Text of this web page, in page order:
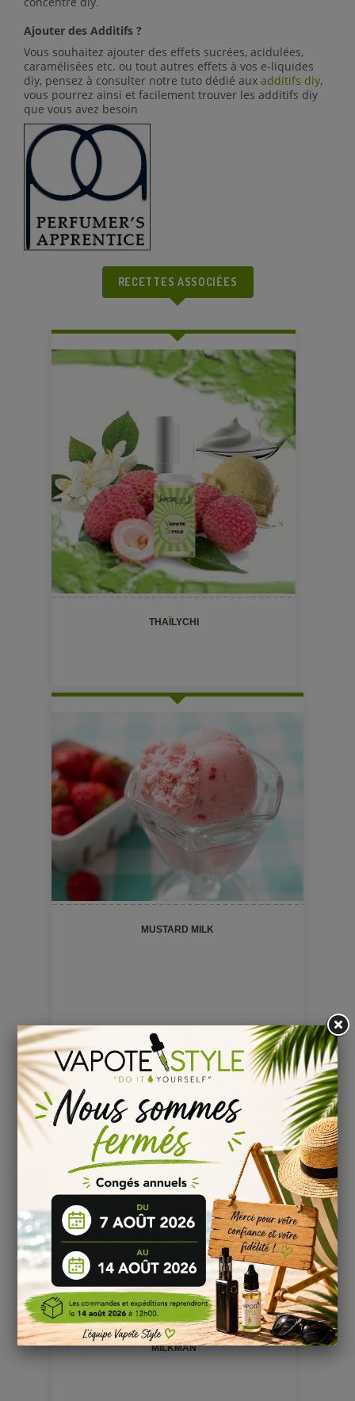
Ajouter des Additifs ?
Vous souhaitez ajouter des effets sucrées, acidulées,
caramélisées etc. ou tout autres effets à vos e-liquides
diy, pensez à consulter notre tuto dédié aux additifs diy,
vous pourrez ainsi et facilement trouver les additifs diy
que vous avez besoin
RECETTES ASSOCIÉES
THAÏLYCHI
MUSTARD MILK
MILKMAN